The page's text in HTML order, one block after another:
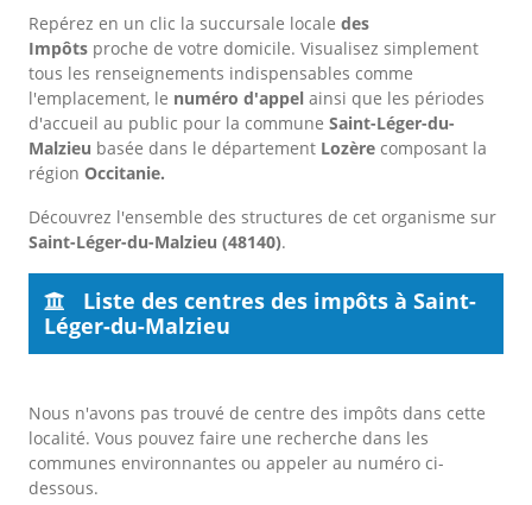
Repérez en un clic la succursale locale des
Impôts proche de votre domicile. Visualisez simplement
tous les renseignements indispensables comme
l'emplacement, le numéro d'appel ainsi que les périodes
d'accueil au public pour la commune Saint-Léger-du-
Malzieu basée dans le département Lozère composant la
région Occitanie.
Découvrez l'ensemble des structures de cet organisme sur
Saint-Léger-du-Malzieu (48140).
Liste des centres des impôts à Saint-
Léger-du-Malzieu
Nous n'avons pas trouvé de centre des impôts dans cette
localité. Vous pouvez faire une recherche dans les
communes environnantes ou appeler au numéro ci-
dessous.